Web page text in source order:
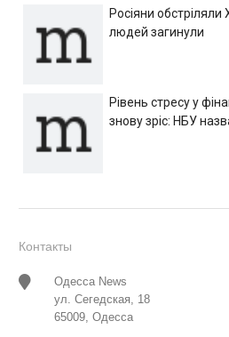
Росіяни обстріляли
людей загинули
Рівень стресу у
знову зріс: НБУ
Контакты
Одесса News
ул. Сегедская, 18
65009, Одесса